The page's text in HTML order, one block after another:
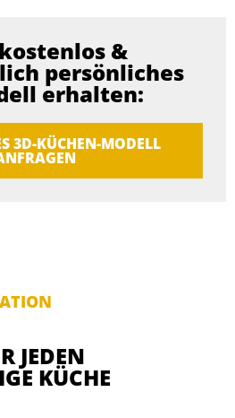
&
persönliches
erhalten:
3D-KÜCHEN-MODELL
JEDEN
KÜCHE